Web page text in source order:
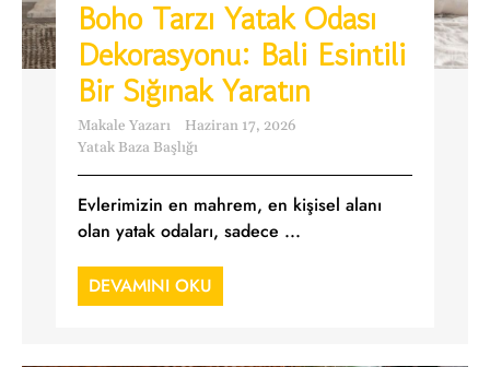
Boho Tarzı Yatak Odası
Dekorasyonu: Bali Esintili
Bir Sığınak Yaratın
Makale Yazarı
Haziran 17, 2026
Yatak Baza Başlığı
Evlerimizin en mahrem, en kişisel alanı
olan yatak odaları, sadece ...
DEVAMINI OKU